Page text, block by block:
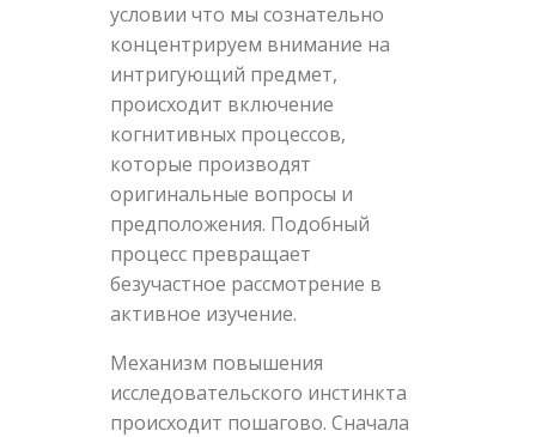
условии что мы сознательно
концентрируем внимание на
интригующий предмет,
происходит включение
когнитивных процессов,
которые производят
оригинальные вопросы и
предположения. Подобный
процесс превращает
безучастное рассмотрение в
активное изучение.
Механизм повышения
исследовательского инстинкта
происходит пошагово. Сначала